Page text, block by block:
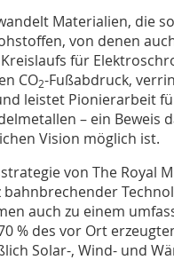
Materialien, die
von denen
für
CO2-Fußabdruck,
leistet Pionierarbeit
– ein Beweis
Vision möglich ist.
von The Royal
bahnbrechender
auch zu einem
% des vor Ort
Solar-, Wind- und